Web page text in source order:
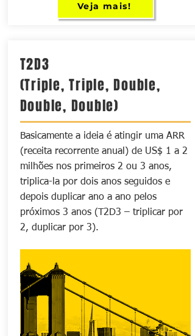
Veja mais!
T2D3
(Triple, Triple, Double,
Double, Double)
Basicamente a ideia é atingir uma ARR
(receita recorrente anual) de US$ 1 a 2
milhões nos primeiros 2 ou 3 anos,
triplica-la por dois anos seguidos e
depois duplicar ano a ano pelos
próximos 3 anos (T2D3 – triplicar por
2, duplicar por 3).